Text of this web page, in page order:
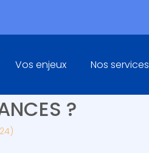
Principal
Vos enjeux Nos services
DES AGENTS
?